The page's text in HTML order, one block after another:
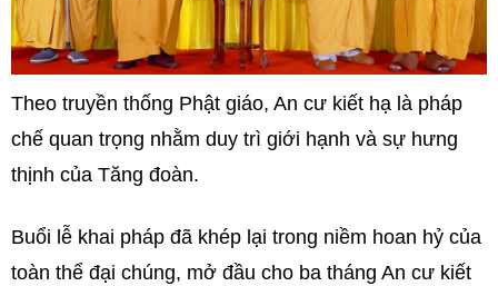
Theo truyền thống Phật giáo, An cư kiết hạ là pháp
chế quan trọng nhằm duy trì giới hạnh và sự hưng
thịnh của Tăng đoàn.
Buổi lễ khai pháp đã khép lại trong niềm hoan hỷ của
toàn thể đại chúng, mở đầu cho ba tháng An cư kiết